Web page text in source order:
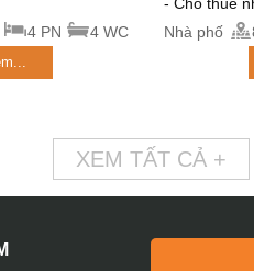
4 PN 4 WC
Nhà phố
XEM TẤT CẢ +